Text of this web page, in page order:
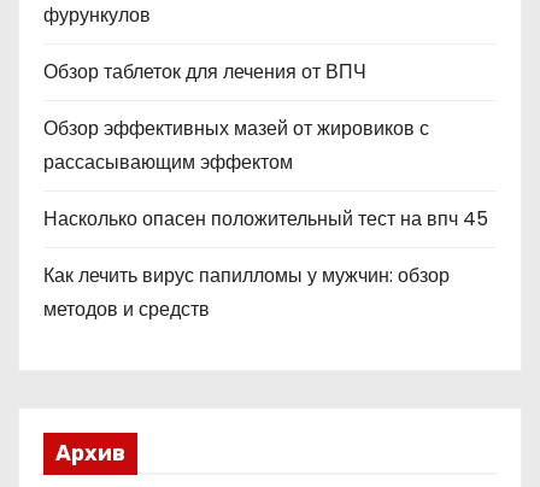
фурункулов
Обзор таблеток для лечения от ВПЧ
Обзор эффективных мазей от жировиков с
рассасывающим эффектом
Насколько опасен положительный тест на впч 45
Как лечить вирус папилломы у мужчин: обзор
методов и средств
Архив